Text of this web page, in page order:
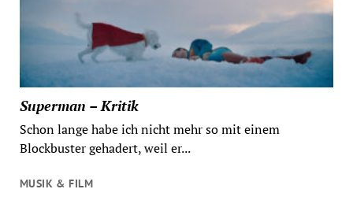
Superman – Kritik
Schon lange habe ich nicht mehr so mit einem
Blockbuster gehadert, weil er...
MUSIK & FILM